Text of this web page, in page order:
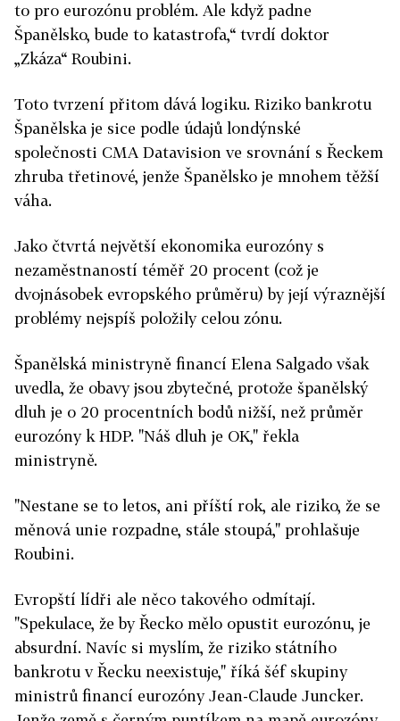
to pro eurozónu problém. Ale když padne
Španělsko, bude to katastrofa,“ tvrdí doktor
„Zkáza“ Roubini.
Toto tvrzení přitom dává logiku. Riziko bankrotu
Španělska je sice podle údajů londýnské
společnosti CMA Datavision ve srovnání s Řeckem
zhruba třetinové, jenže Španělsko je mnohem těžší
váha.
Jako čtvrtá největší ekonomika eurozóny s
nezaměstnaností téměř 20 procent (což je
dvojnásobek evropského průměru) by její výraznější
problémy nejspíš položily celou zónu.
Španělská ministryně financí Elena Salgado však
uvedla, že obavy jsou zbytečné, protože španělský
dluh je o 20 procentních bodů nižší, než průměr
eurozóny k HDP. "Náš dluh je OK," řekla
ministryně.
"Nestane se to letos, ani příští rok, ale riziko, že se
měnová unie rozpadne, stále stoupá," prohlašuje
Roubini.
Evropští lídři ale něco takového odmítají.
"Spekulace, že by Řecko mělo opustit eurozónu, je
absurdní. Navíc si myslím, že riziko státního
bankrotu v Řecku neexistuje," říká šéf skupiny
ministrů financí eurozóny Jean-Claude Juncker.